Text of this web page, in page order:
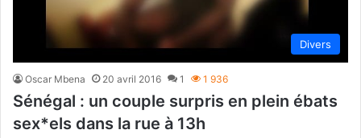
Divers
Oscar Mbena 20 avril 2016 1 1 936
Sénégal : un couple surpris en plein ébats
sex*els dans la rue à 13h